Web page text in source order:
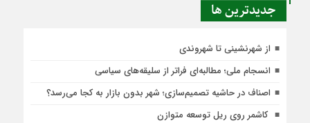
جديدترين ها
از شهرنشینی تا شهروندی
انسجام ملی؛ مطالبه‌ای فراتر از سلیقه‌های سیاسی
اصناف در حاشیه تصمیم‌سازی؛ شهر بدون بازار به کجا می‌رسد؟
کاشمر روی ریل توسعه متوازن